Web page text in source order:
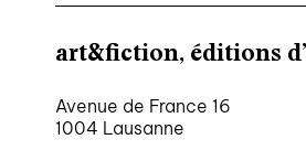
art&fiction, éditions
Avenue de France 16
1004 Lausanne